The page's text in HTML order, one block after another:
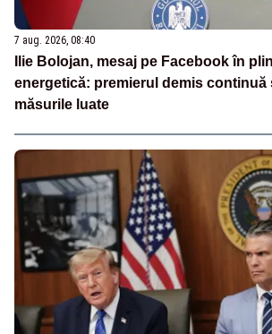
7 aug. 2026, 08:40
Ilie Bolojan, mesaj pe Facebook în
energetică: premierul demis continuă
măsurile luate